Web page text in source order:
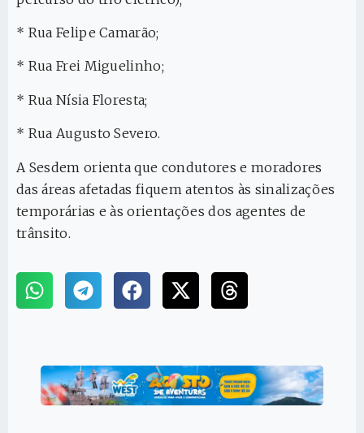
* Rua Felipe Camarão;
* Rua Frei Miguelinho;
* Rua Nísia Floresta;
* Rua Augusto Severo.
A Sesdem orienta que condutores e moradores
das áreas afetadas fiquem atentos às sinalizações
temporárias e às orientações dos agentes de
trânsito.